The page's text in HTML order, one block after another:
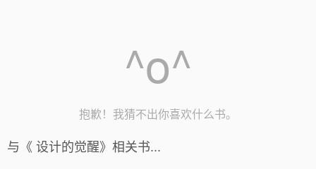
^o^
抱歉！我猜不出你喜欢什么书。
与《 设计的觉醒》相关书...